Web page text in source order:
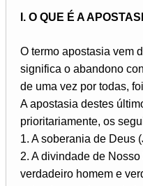
I. O QUE É A
O termo apostasia vem
significa o abandono
de uma vez por todas,
A apostasia destes
prioritariamente, os
1. A soberania de Deus
2. A divindade de
verdadeiro homem e